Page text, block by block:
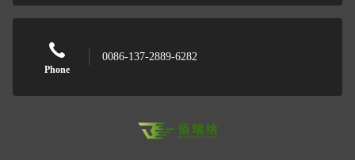
Phone
0086-137-2889-6282